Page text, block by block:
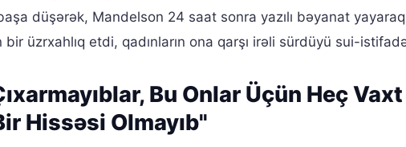
düşərək, Mandelson 24 saat sonra yazılı bəyanat
bir üzrxahlıq etdi, qadınların ona qarşı irəli sürdüyü sui-
Bu Onlar Üçün Heç Vaxt
Hissəsi Olmayıb"